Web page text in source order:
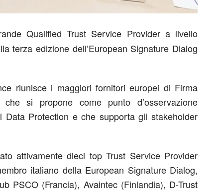
Qualified Trust Service Provider a livello
terza edizione dell’European Signature Dialog
riunisce i maggiori fornitori europei di Firma
si propone come punto d’osservazione
Data Protection e che supporta gli stakeholder
attivamente dieci top Trust Service Provider
italiano della European Signature Dialog,
PSCO (Francia), Avaintec (Finlandia), D-Trust